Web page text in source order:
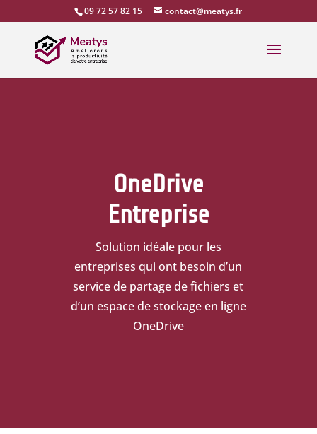
09 72 57 82 15 contact@meatys.fr
OneDrive
Entreprise
Solution idéale pour les
entreprises qui ont besoin d’un
service de partage de fichiers et
d’un espace de stockage en ligne
OneDrive